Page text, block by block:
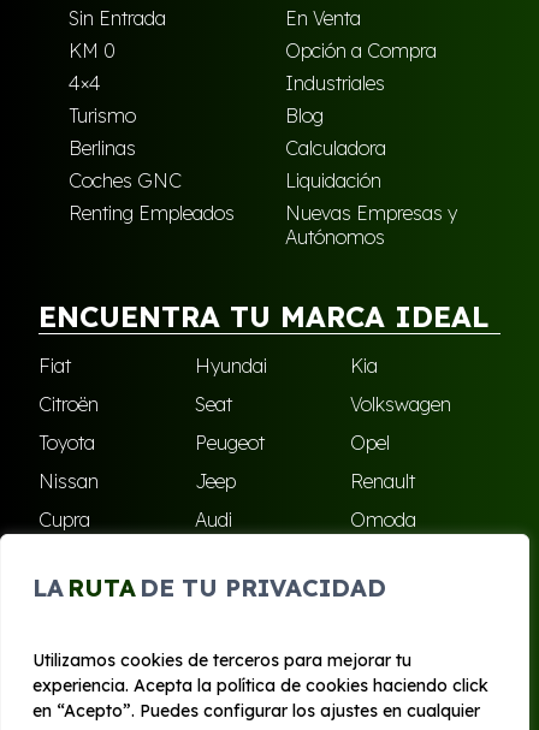
LA RUTA DE TU PRIVACIDAD
Utilizamos cookies de terceros para mejorar tu
experiencia. Acepta la política de cookies haciendo click
en “Acepto”. Puedes configurar los ajustes en cualquier
Sin Entrada
En Venta
KM 0
Opción a Compra
4×4
Industriales
Turismo
Blog
Berlinas
Calculadora
Coches GNC
Liquidación
Renting Empleados
Nuevas Empresas y
Autónomos
ENCUENTRA TU MARCA IDEAL
Fiat Hyundai
Kia
Citroën
Seat
Volkswagen
Toyota
Peugeot
Opel
Nissan
Jeep
Renault
Cupra
Audi
Omoda
Skoda
Ford Todas las marcas
© 2020 - 2026 Bilboko Renting